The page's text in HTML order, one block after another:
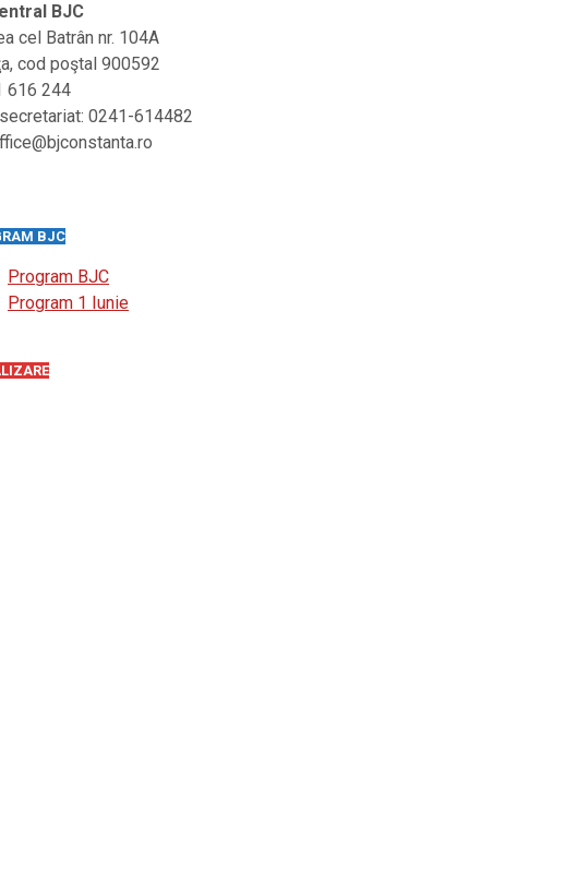
BJC
cel Batrân nr. 104A
cod poştal 900592
616 244
0241-614482
BJC
Program BJC
Program 1 Iunie